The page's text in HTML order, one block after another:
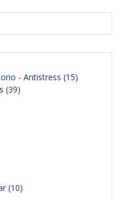
- Antistress 1515
3939
1010